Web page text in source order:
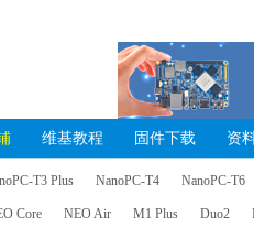
维基教程 固件下载 资
T3 Plus NanoPC-T4 NanoPC-T6
Core NEO Air M1 Plus Duo2